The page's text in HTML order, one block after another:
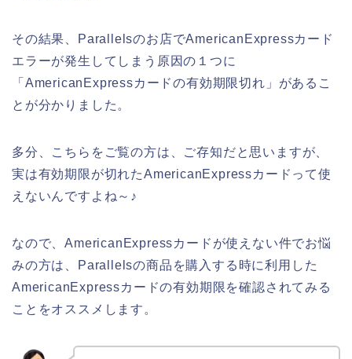
その結果、Parallelsのお店でAmericanExpressカード
エラーが発生してしまう原因の１つに
「AmericanExpressカードの有効期限切れ」があるこ
とが分かりました。
多分、こちらをご覧の方は、ご存知だと思いますが、
実は有効期限が切れたAmericanExpressカードって使
えないんですよね～♪
なので、AmericanExpressカードが使えない件でお悩
みの方は、Parallelsの商品を購入する時に利用した
AmericanExpressカードの有効期限を確認されてみる
ことをオススメします。